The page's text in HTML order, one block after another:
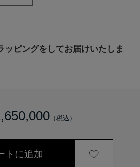
ッピングをしてお届けいたしま